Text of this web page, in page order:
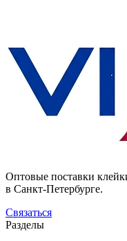
Оптовые поставки
в Санкт-Петербурге.
Связаться
Разделы